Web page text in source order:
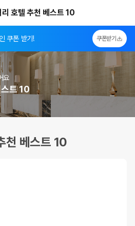
리 호텔 추천 베스트 10
쿠폰 받기! 쿠폰받기
요
트 10
천 베스트 10